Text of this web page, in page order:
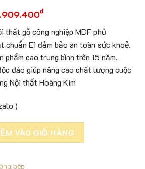
₫
thất gỗ công nghiệp MDF phủ
chuẩn E1 đảm bảo an toàn sức khoẻ.
cao trung bình trên 15 năm.
đáo giúp nâng cao chất lượng cuộc
Nội thất Hoàng Kim
)
Phong Cách Tân Cổ Điển - P018 số
VÀO GIỎ HÀNG
bếp